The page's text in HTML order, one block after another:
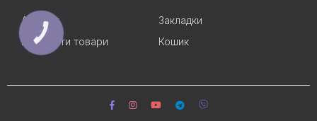
Аккаунт
Закладки
Порівняти товари
Кошик
КНОПКА
СВЯЗИ